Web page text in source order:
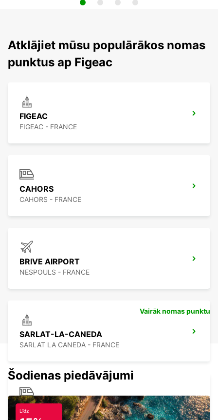
Atklājiet mūsu populārākos nomas
punktus ap Figeac
FIGEAC
FIGEAC - FRANCE
CAHORS
CAHORS - FRANCE
BRIVE AIRPORT
NESPOULS - FRANCE
SARLAT-LA-CANEDA
SARLAT LA CANEDA - FRANCE
BRIVE RAILWAY STATION
BRIVE LA GAILLARDE - FRANCE
Vairāk nomas punktu
Šodienas piedāvājumi
Līdz